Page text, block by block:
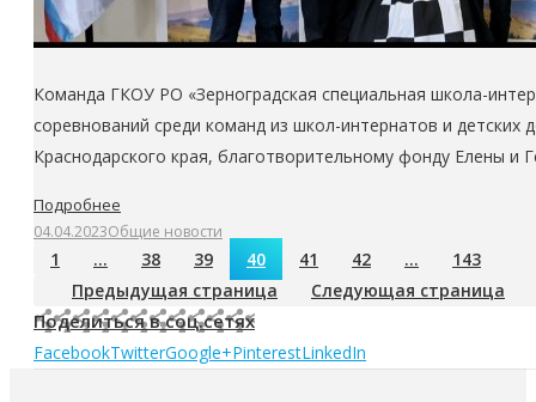
Команда ГКОУ РО «Зерноградская специальная школа-
соревнований среди команд из школ-интернатов и
Краснодарского края, благотворительному фонду Елены
Подробнее
04.04.2023Общие новости
1 … 38 39 40 41 42 …
143
Предыдущая страница
Следующая страница
Поделиться в соц.сетях
FacebookTwitterGoogle+PinterestLinkedIn